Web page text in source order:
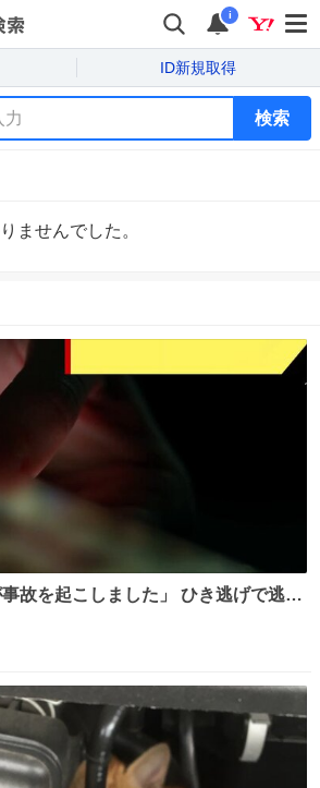
i
ID新規取得
検索
ませんでした。
事故を起こしました」 ひき逃げで逃走
” 警察が男のスマホを押
頭する前に事故の詳しい状況やどう
直に警察に話すように」だった。